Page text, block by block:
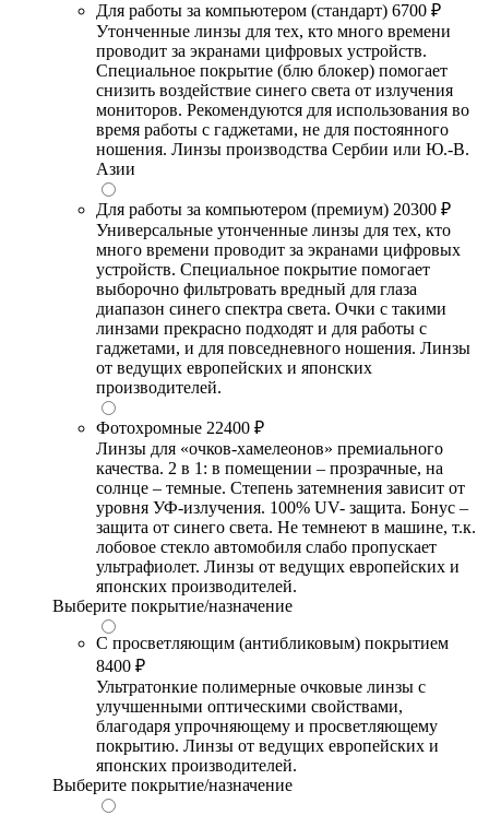
Для работы за компьютером (стандарт) 6700 ₽
Утонченные линзы для тех, кто много времени
проводит за экранами цифровых устройств.
Специальное покрытие (блю блокер) помогает
снизить воздействие синего света от излучения
мониторов. Рекомендуются для использования во
время работы с гаджетами, не для постоянного
ношения. Линзы производства Сербии или Ю.-В.
Азии
Для работы за компьютером (премиум) 20300 ₽
Универсальные утонченные линзы для тех, кто
много времени проводит за экранами цифровых
устройств. Специальное покрытие помогает
выборочно фильтровать вредный для глаза
диапазон синего спектра света. Очки с такими
линзами прекрасно подходят и для работы с
гаджетами, и для повседневного ношения. Линзы
от ведущих европейских и японских
производителей.
Фотохромные 22400 ₽
Линзы для «очков-хамелеонов» премиального
качества. 2 в 1: в помещении – прозрачные, на
солнце – темные. Степень затемнения зависит от
уровня УФ-излучения. 100% UV- защита. Бонус –
защита от синего света. Не темнеют в машине, т.к.
лобовое стекло автомобиля слабо пропускает
ультрафиолет. Линзы от ведущих европейских и
японских производителей.
Выберите покрытие/назначение
С просветляющим (антибликовым) покрытием
8400 ₽
Ультратонкие полимерные очковые линзы с
улучшенными оптическими свойствами,
благодаря упрочняющему и просветляющему
покрытию. Линзы от ведущих европейских и
японских производителей.
Выберите покрытие/назначение